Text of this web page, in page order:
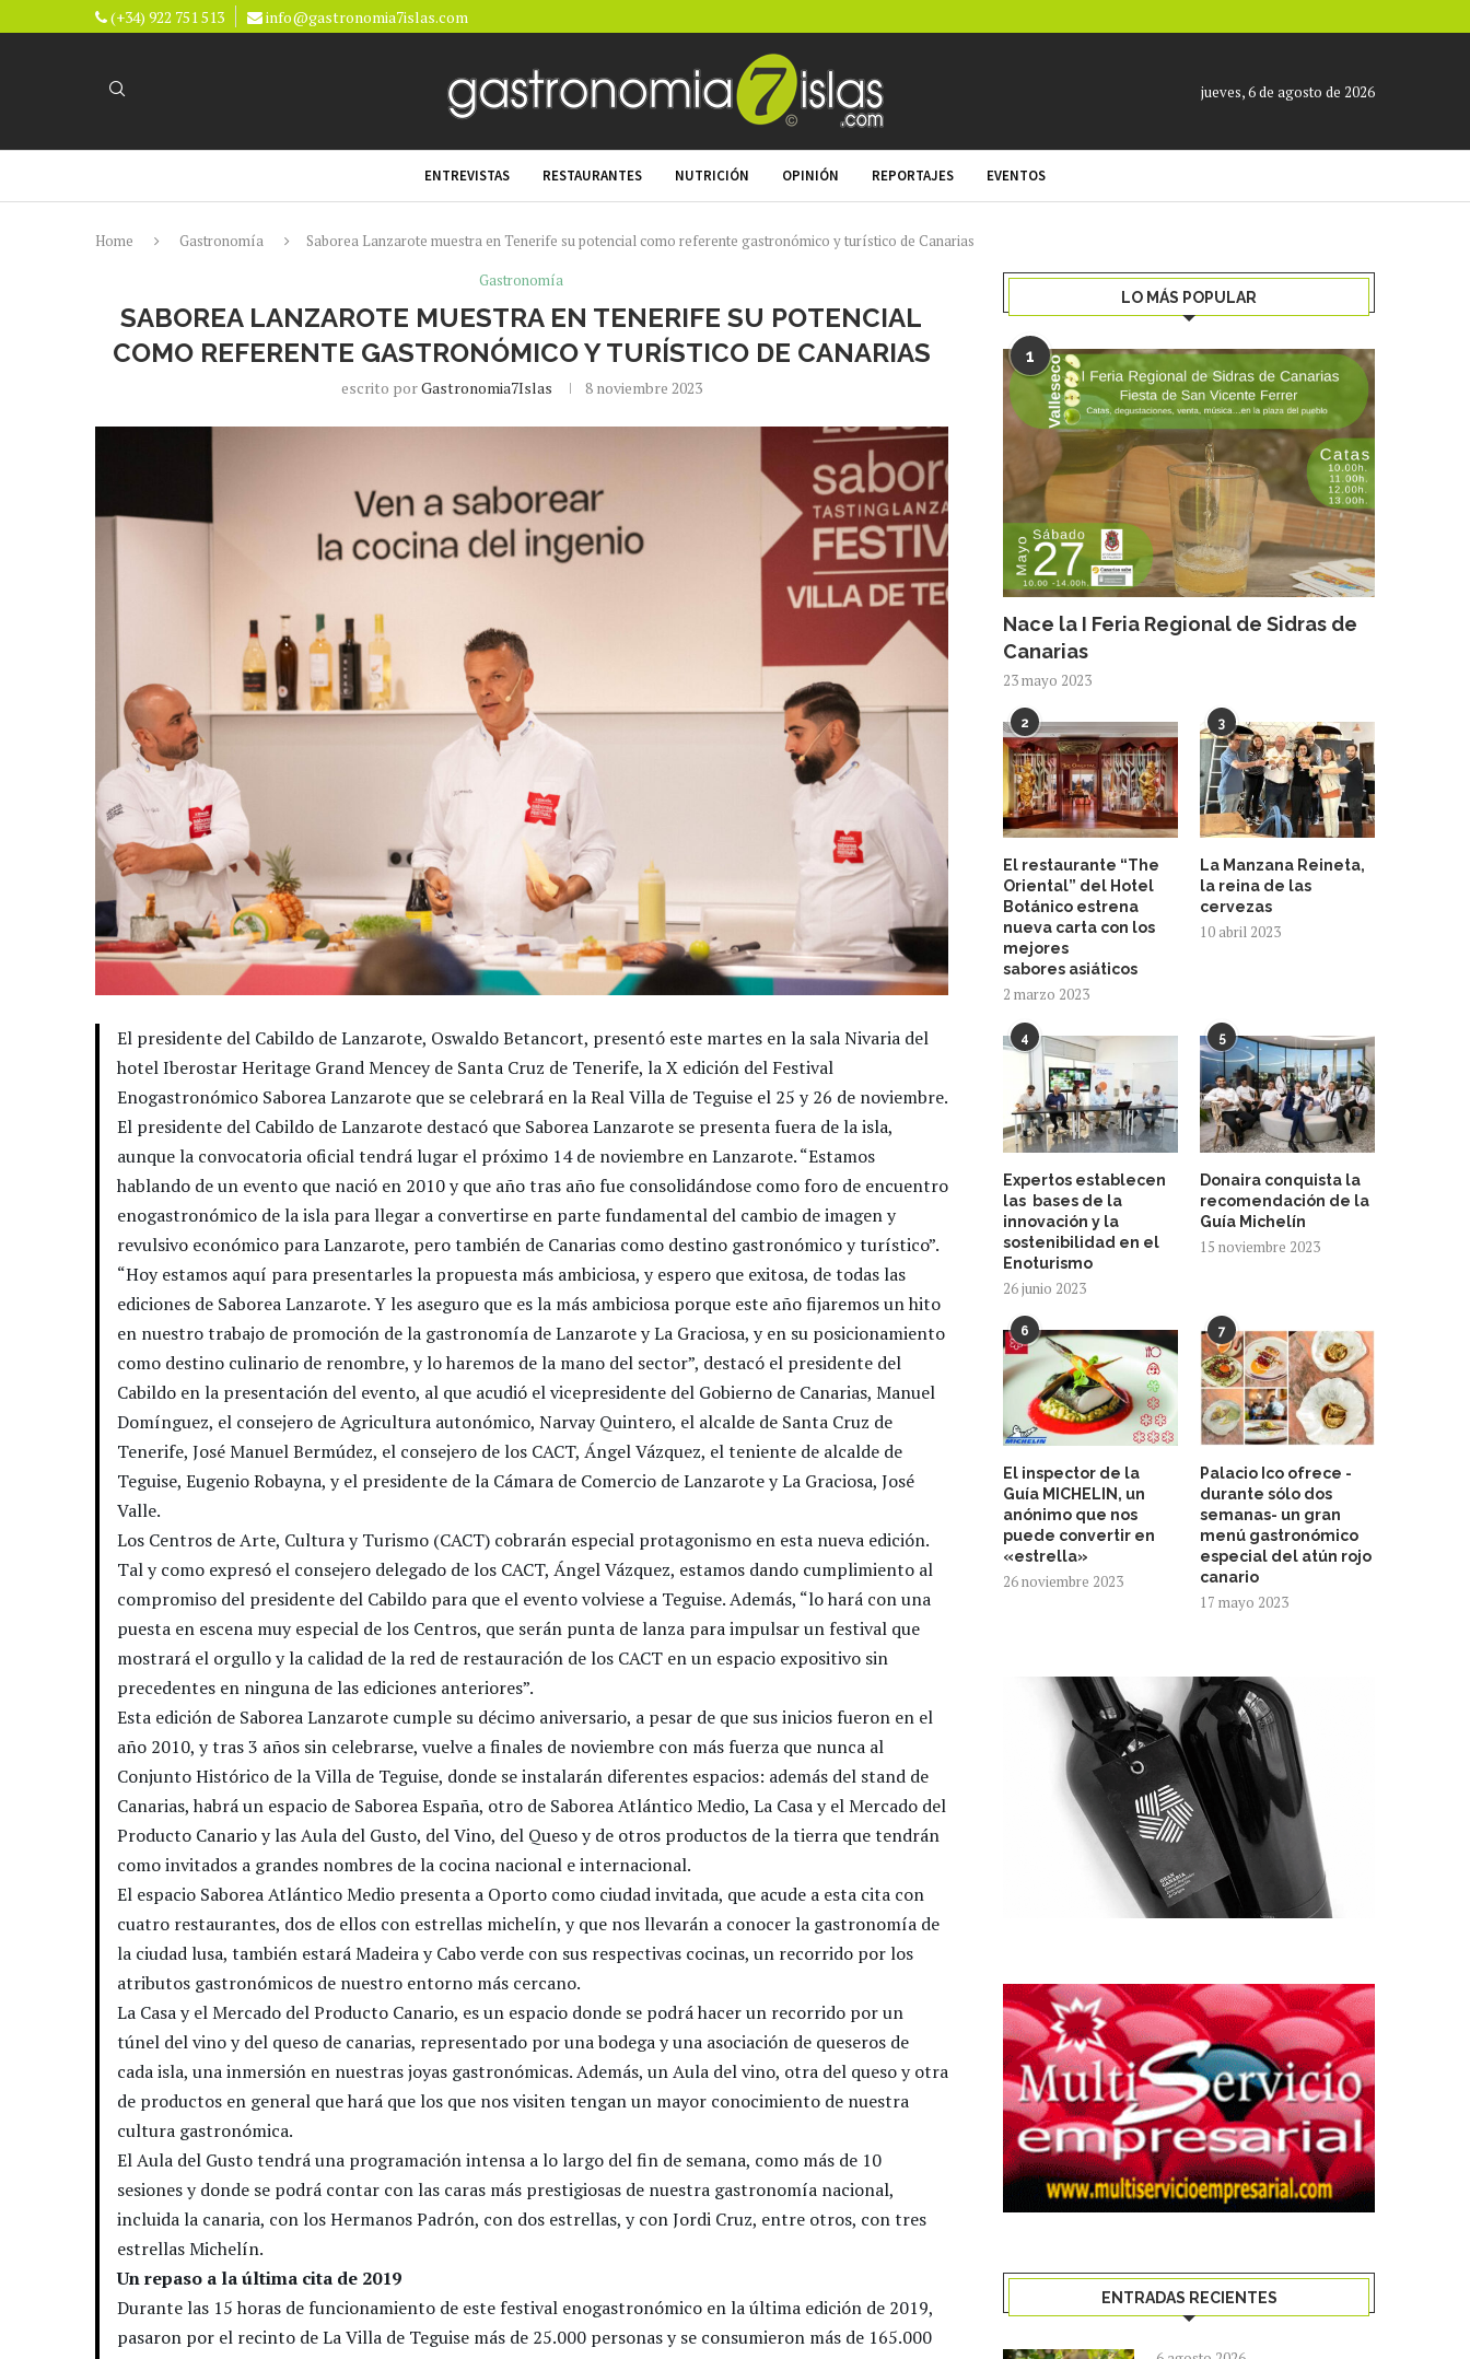
(+34) 922 751 513 info@gastronomia7islas.com
jueves, 6 de agosto de 2026
ENTREVISTAS RESTAURANTES NUTRICIÓN OPINIÓN REPORTAJES EVENTOS
Home Gastronomía
Saborea Lanzarote muestra en Tenerife su potencial como referente gastronómico y turístico de Canarias
Gastronomía
SABOREA LANZAROTE MUESTRA EN TENERIFE SU POTENCIAL
COMO REFERENTE GASTRONÓMICO Y TURÍSTICO DE CANARIAS
escrito porGastronomia7Islas 8 noviembre 2023
El presidente del Cabildo de Lanzarote, Oswaldo Betancort, presentó este martes en la sala Nivaria del
hotel Iberostar Heritage Grand Mencey de Santa Cruz de Tenerife, la X edición del Festival
Enogastronómico Saborea Lanzarote que se celebrará en la Real Villa de Teguise el 25 y 26 de noviembre.
El presidente del Cabildo de Lanzarote destacó que Saborea Lanzarote se presenta fuera de la isla,
aunque la convocatoria oficial tendrá lugar el próximo 14 de noviembre en Lanzarote. “Estamos
hablando de un evento que nació en 2010 y que año tras año fue consolidándose como foro de encuentro
enogastronómico de la isla para llegar a convertirse en parte fundamental del cambio de imagen y
revulsivo económico para Lanzarote, pero también de Canarias como destino gastronómico y turístico”.
“Hoy estamos aquí para presentarles la propuesta más ambiciosa, y espero que exitosa, de todas las
ediciones de Saborea Lanzarote. Y les aseguro que es la más ambiciosa porque este año fijaremos un hito
en nuestro trabajo de promoción de la gastronomía de Lanzarote y La Graciosa, y en su posicionamiento
como destino culinario de renombre, y lo haremos de la mano del sector”, destacó el presidente del
Cabildo en la presentación del evento, al que acudió el vicepresidente del Gobierno de Canarias, Manuel
Domínguez, el consejero de Agricultura autonómico, Narvay Quintero, el alcalde de Santa Cruz de
Tenerife, José Manuel Bermúdez, el consejero de los CACT, Ángel Vázquez, el teniente de alcalde de
Teguise, Eugenio Robayna, y el presidente de la Cámara de Comercio de Lanzarote y La Graciosa, José
Valle.
Los Centros de Arte, Cultura y Turismo (CACT) cobrarán especial protagonismo en esta nueva edición.
Tal y como expresó el consejero delegado de los CACT, Ángel Vázquez, estamos dando cumplimiento al
compromiso del presidente del Cabildo para que el evento volviese a Teguise. Además, “lo hará con una
puesta en escena muy especial de los Centros, que serán punta de lanza para impulsar un festival que
mostrará el orgullo y la calidad de la red de restauración de los CACT en un espacio expositivo sin
precedentes en ninguna de las ediciones anteriores”.
Esta edición de Saborea Lanzarote cumple su décimo aniversario, a pesar de que sus inicios fueron en el
año 2010, y tras 3 años sin celebrarse, vuelve a finales de noviembre con más fuerza que nunca al
Conjunto Histórico de la Villa de Teguise, donde se instalarán diferentes espacios: además del stand de
Canarias, habrá un espacio de Saborea España, otro de Saborea Atlántico Medio, La Casa y el Mercado del
Producto Canario y las Aula del Gusto, del Vino, del Queso y de otros productos de la tierra que tendrán
como invitados a grandes nombres de la cocina nacional e internacional.
El espacio Saborea Atlántico Medio presenta a Oporto como ciudad invitada, que acude a esta cita con
cuatro restaurantes, dos de ellos con estrellas michelín, y que nos llevarán a conocer la gastronomía de
la ciudad lusa, también estará Madeira y Cabo verde con sus respectivas cocinas, un recorrido por los
atributos gastronómicos de nuestro entorno más cercano.
La Casa y el Mercado del Producto Canario, es un espacio donde se podrá hacer un recorrido por un
túnel del vino y del queso de canarias, representado por una bodega y una asociación de queseros de
cada isla, una inmersión en nuestras joyas gastronómicas. Además, un Aula del vino, otra del queso y otra
de productos en general que hará que los que nos visiten tengan un mayor conocimiento de nuestra
cultura gastronómica.
El Aula del Gusto tendrá una programación intensa a lo largo del fin de semana, como más de 10
sesiones y donde se podrá contar con las caras más prestigiosas de nuestra gastronomía nacional,
incluida la canaria, con los Hermanos Padrón, con dos estrellas, y con Jordi Cruz, entre otros, con tres
estrellas Michelín.
Un repaso a la última cita de 2019
Durante las 15 horas de funcionamiento de este festival enogastronómico en la última edición de 2019,
pasaron por el recinto de La Villa de Teguise más de 25.000 personas y se consumieron más de 165.000
LO MÁS POPULAR
1
Nace la I Feria Regional de Sidras de
Canarias
23 mayo 2023
2
El restaurante “The
Oriental” del Hotel
Botánico estrena
nueva carta con los
mejores
sabores asiáticos
2 marzo 2023
3
La Manzana Reineta,
la reina de las
cervezas
10 abril 2023
4
Expertos establecen
las bases de la
innovación y la
sostenibilidad en el
Enoturismo
26 junio 2023
5
Donaira conquista la
recomendación de la
Guía Michelín
15 noviembre 2023
6
El inspector de la
Guía MICHELIN, un
anónimo que nos
puede convertir en
«estrella»
26 noviembre 2023
7
Palacio Ico ofrece -
durante sólo dos
semanas- un gran
menú gastronómico
especial del atún rojo
canario
17 mayo 2023
ENTRADAS RECIENTES